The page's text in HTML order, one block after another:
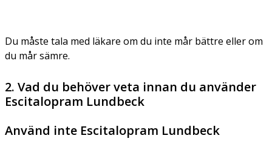
Du måste tala med läkare om du inte mår bättre eller om
du mår sämre.
2. Vad du behöver veta innan du använder
Escitalopram Lundbeck
Använd inte Escitalopram Lundbeck